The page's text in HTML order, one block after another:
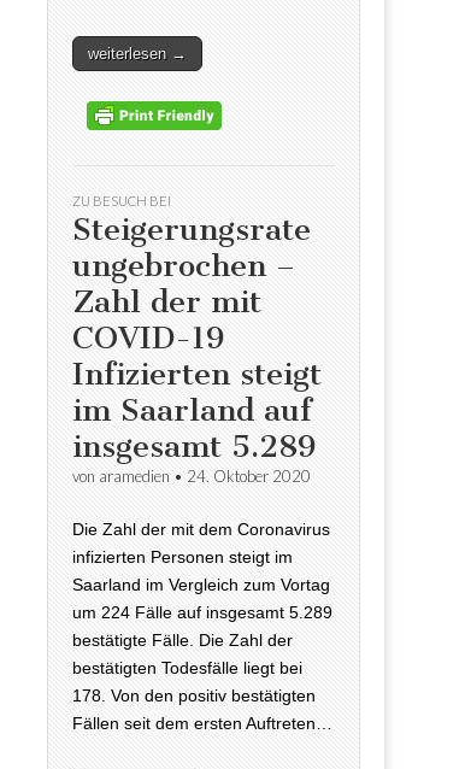
weiterlesen →
ZU BESUCH BEI
Steigerungsrate
ungebrochen –
Zahl der mit
COVID-19
Infizierten steigt
im Saarland auf
insgesamt 5.289
von aramedien • 24. Oktober 2020
Die Zahl der mit dem Coronavirus
infizierten Personen steigt im
Saarland im Vergleich zum Vortag
um 224 Fälle auf insgesamt 5.289
bestätigte Fälle. Die Zahl der
bestätigten Todesfälle liegt bei
178. Von den positiv bestätigten
Fällen seit dem ersten Auftreten…